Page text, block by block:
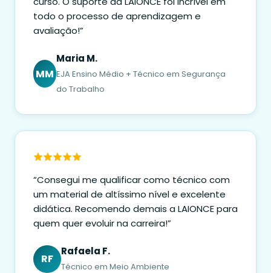
todo o processo de aprendizagem e
avaliação!”
MM
Maria M.
EJA Ensino Médio + Técnico em Segurança
do Trabalho
“Consegui me qualificar como técnico com
um material de altíssimo nível e excelente
didática. Recomendo demais a LAIONCE para
quem quer evoluir na carreira!”
RF
Rafaela F.
Técnico em Meio Ambiente